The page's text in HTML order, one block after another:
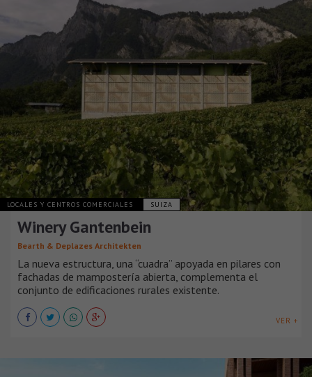
LOCALES Y CENTROS COMERCIALES SUIZA
Winery Gantenbein
Bearth & Deplazes Architekten
La nueva estructura, una “cuadra” apoyada en pilares con
fachadas de mampostería abierta, complementa el
conjunto de edificaciones rurales existente.
VER +